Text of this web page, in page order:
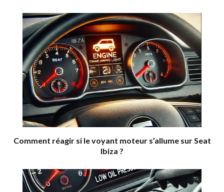
Comment réagir si le voyant moteur s’allume sur Seat
Ibiza ?